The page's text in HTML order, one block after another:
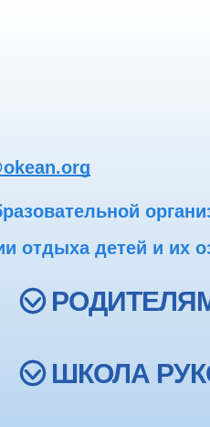
отдыха детей и их
ШКОЛА